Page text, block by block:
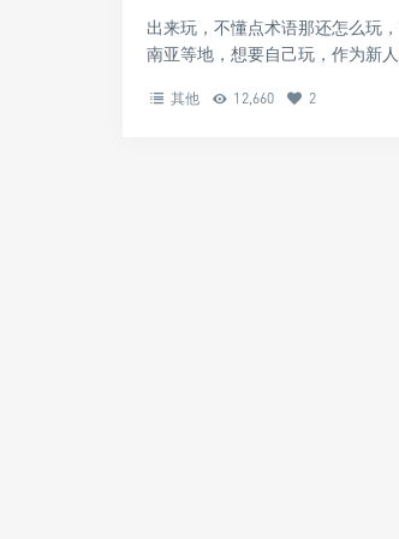
出来玩，不懂点术语那还怎么玩
南亚等地，想要自己玩，作为新
其他 12,660 2